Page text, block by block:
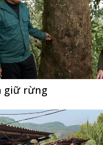
giữ rừng